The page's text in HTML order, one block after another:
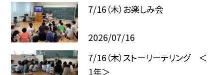
7/16（木）お楽しみ会
2026/07/16
7/16（木）ストーリーテリング ＜
1年＞